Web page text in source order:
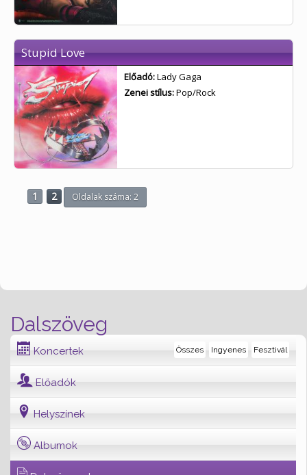
Dalszöveg
Koncertek Fesztivál
Ingyenes
Összes
Előadók
Helyszínek
Albumok
Stupid Love
Előadó:Lady Gaga
Zenei stílus:Pop/Rock
1 2 Oldalak száma: 2